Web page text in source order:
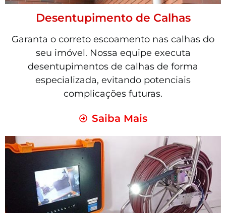
Desentupimento de Calhas
Garanta o correto escoamento nas calhas do
seu imóvel. Nossa equipe executa
desentupimentos de calhas de forma
especializada, evitando potenciais
complicações futuras.
Saiba Mais